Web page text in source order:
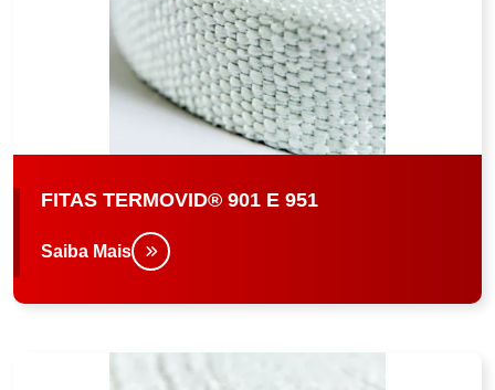
FITAS TERMOVID® 901 E 951
Saiba Mais